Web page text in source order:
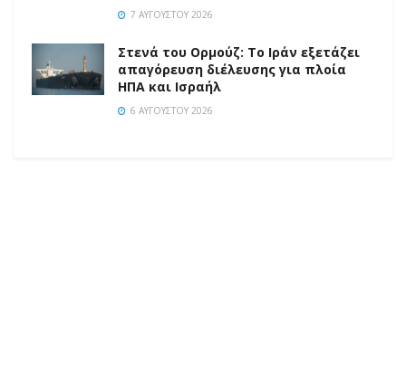
7 ΑΥΓΟΎΣΤΟΥ 2026
Στενά του Ορμούζ: Το Ιράν εξετάζει
απαγόρευση διέλευσης για πλοία
ΗΠΑ και Ισραήλ
6 ΑΥΓΟΎΣΤΟΥ 2026